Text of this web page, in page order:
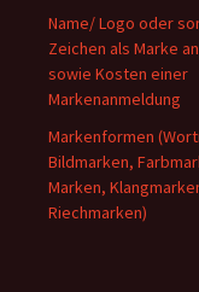
Name/ Logo oder
Zeichen als Marke
sowie Kosten einer
Markenanmeldung
Markenformen
Bildmarken,
Marken,
Riechmarken)